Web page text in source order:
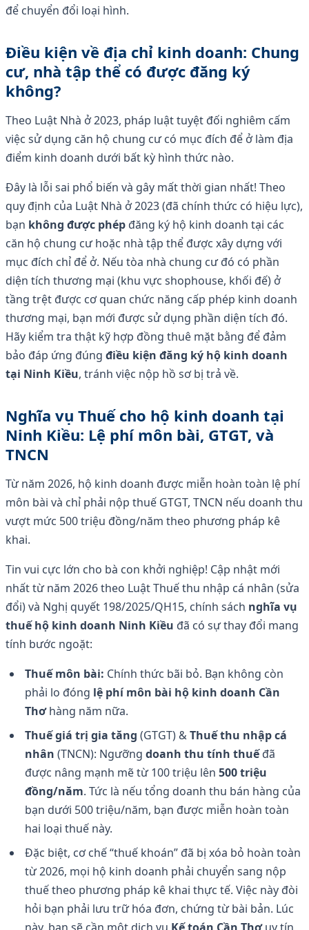
để chuyển đổi loại hình.
Điều kiện về địa chỉ kinh doanh: Chung
cư, nhà tập thể có được đăng ký
không?
Theo Luật Nhà ở 2023, pháp luật tuyệt đối nghiêm cấm
việc sử dụng căn hộ chung cư có mục đích để ở làm địa
điểm kinh doanh dưới bất kỳ hình thức nào.
Đây là lỗi sai phổ biến và gây mất thời gian nhất! Theo
quy định của Luật Nhà ở 2023 (đã chính thức có hiệu lực),
bạn không được phép đăng ký hộ kinh doanh tại các
căn hộ chung cư hoặc nhà tập thể được xây dựng với
mục đích chỉ để ở. Nếu tòa nhà chung cư đó có phần
diện tích thương mại (khu vực shophouse, khối đế) ở
tầng trệt được cơ quan chức năng cấp phép kinh doanh
thương mại, bạn mới được sử dụng phần diện tích đó.
Hãy kiểm tra thật kỹ hợp đồng thuê mặt bằng để đảm
bảo đáp ứng đúng điều kiện đăng ký hộ kinh doanh
tại Ninh Kiều, tránh việc nộp hồ sơ bị trả về.
Nghĩa vụ Thuế cho hộ kinh doanh tại
Ninh Kiều: Lệ phí môn bài, GTGT, và
TNCN
Từ năm 2026, hộ kinh doanh được miễn hoàn toàn lệ phí
môn bài và chỉ phải nộp thuế GTGT, TNCN nếu doanh thu
vượt mức 500 triệu đồng/năm theo phương pháp kê
khai.
Tin vui cực lớn cho bà con khởi nghiệp! Cập nhật mới
nhất từ năm 2026 theo Luật Thuế thu nhập cá nhân (sửa
đổi) và Nghị quyết 198/2025/QH15, chính sách nghĩa vụ
thuế hộ kinh doanh Ninh Kiều đã có sự thay đổi mang
tính bước ngoặt:
Thuế môn bài: Chính thức bãi bỏ. Bạn không còn
phải lo đóng lệ phí môn bài hộ kinh doanh Cần
Thơhàng năm nữa.
Thuế giá trị gia tăng (GTGT) &Thuế thu nhập cá
nhân (TNCN): Ngưỡng doanh thu tính thuếđã
được nâng mạnh mẽ từ 100 triệu lên 500 triệu
đồng/năm. Tức là nếu tổng doanh thu bán hàng của
bạn dưới 500 triệu/năm, bạn được miễn hoàn toàn
hai loại thuế này.
Đặc biệt, cơ chế “thuế khoán” đã bị xóa bỏ hoàn toàn
từ 2026, mọi hộ kinh doanh phải chuyển sang nộp
thuế theo phương pháp kê khai thực tế. Việc này đòi
hỏi bạn phải lưu trữ hóa đơn, chứng từ bài bản. Lúc